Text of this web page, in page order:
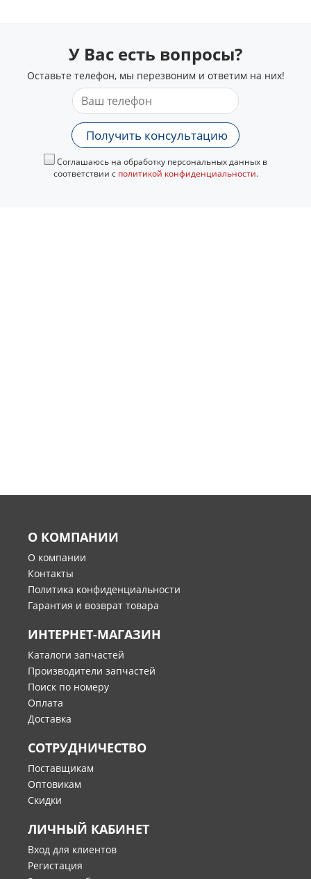
У Вас есть вопросы?
Оставьте телефон, мы перезвоним и ответим на них!
Получить консультацию
Соглашаюсь на обработку персональных данных в
соответствии с политикой конфиденциальности.
О КОМПАНИИ
О компании
Контакты
Политика конфиденциальности
Гарантия и возврат товара
ИНТЕРНЕТ-МАГАЗИН
Каталоги запчастей
Производители запчастей
Поиск по номеру
Оплата
Доставка
СОТРУДНИЧЕСТВО
Поставщикам
Оптовикам
Скидки
ЛИЧНЫЙ КАБИНЕТ
Вход для клиентов
Регистация